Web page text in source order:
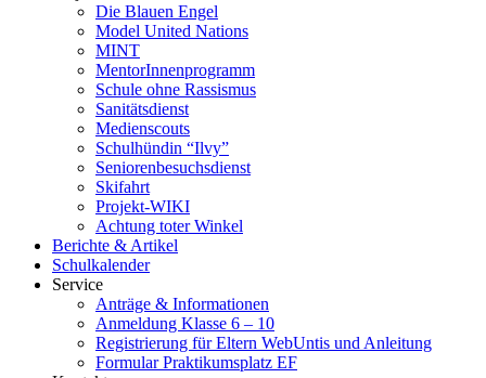
Die Blauen Engel
Model United Nations
MINT
MentorInnenprogramm
Schule ohne Rassismus
Sanitätsdienst
Medienscouts
Schulhündin “Ilvy”
Seniorenbesuchsdienst
Skifahrt
Projekt-WIKI
Achtung toter Winkel
Berichte & Artikel
Schulkalender
Service
Anträge & Informationen
Anmeldung Klasse 6 – 10
Registrierung für Eltern WebUntis und Anleitung
Formular Praktikumsplatz EF